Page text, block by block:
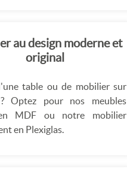
au design moderne et
original
table ou de mobilier sur
Optez pour nos meubles
MDF ou notre mobilier
en Plexiglas.